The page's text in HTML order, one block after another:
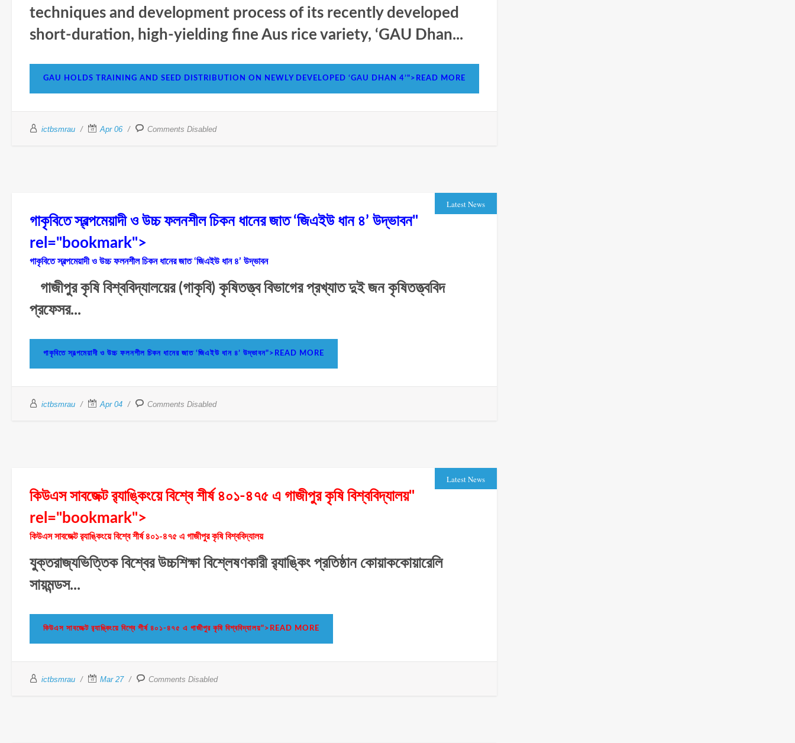
techniques and development process of its recently developed
short-duration, high-yielding fine Aus rice variety, ‘GAU Dhan...
GAU HOLDS TRAINING AND SEED DISTRIBUTION ON NEWLY DEVELOPED ‘GAU DHAN 4’">READ MORE
ictbsmrau Apr 06 Comments Disabled
Latest News
গাকৃবিতে স্বল্পমেয়াদী ও উচ্চ ফলনশীল চিকন ধানের জাত ‘জিএইউ ধান ৪’ উদ্ভাবন"
rel="bookmark">
গাকৃবিতে স্বল্পমেয়াদী ও উচ্চ ফলনশীল চিকন ধানের জাত ‘জিএইউ ধান ৪’ উদ্ভাবন
গাজীপুর কৃষি বিশ্ববিদ্যালয়ের (গাকৃবি) কৃষিতত্ত্ব বিভাগের প্রখ্যাত দুই জন কৃষিতত্ত্ববিদ
প্রফেসর...
গাকৃবিতে স্বল্পমেয়াদী ও উচ্চ ফলনশীল চিকন ধানের জাত ‘জিএইউ ধান ৪’ উদ্ভাবন">READ MORE
ictbsmrau Apr 04 Comments Disabled
Latest News
কিউএস সাবজেক্ট র‍্যাঙ্কিংয়ে বিশ্বে শীর্ষ ৪০১-৪৭৫ এ গাজীপুর কৃষি বিশ্ববিদ্যালয়"
rel="bookmark">
কিউএস সাবজেক্ট র‍্যাঙ্কিংয়ে বিশ্বে শীর্ষ ৪০১-৪৭৫ এ গাজীপুর কৃষি বিশ্ববিদ্যালয়
যুক্তরাজ্যভিত্তিক বিশ্বের উচ্চশিক্ষা বিশ্লেষণকারী র‌্যাঙ্কিং প্রতিষ্ঠান কোয়াককোয়ারেলি
সায়মন্ডস...
কিউএস সাবজেক্ট র‍্যাঙ্কিংয়ে বিশ্বে শীর্ষ ৪০১-৪৭৫ এ গাজীপুর কৃষি বিশ্ববিদ্যালয়">READ MORE
ictbsmrau Mar 27 Comments Disabled